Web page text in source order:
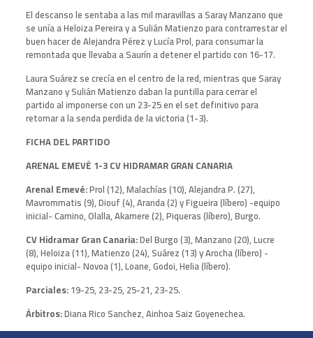
El descanso le sentaba a las mil maravillas a Saray Manzano que
se unía a Heloiza Pereira y a Sulián Matienzo para contrarrestar el
buen hacer de Alejandra Pérez y Lucía Prol, para consumar la
remontada que llevaba a Saurín a detener el partido con 16-17.
Laura Suárez se crecía en el centro de la red, mientras que Saray
Manzano y Sulián Matienzo daban la puntilla para cerrar el
partido al imponerse con un 23-25 en el set definitivo para
retornar a la senda perdida de la victoria (1-3).
FICHA DEL PARTIDO
ARENAL EMEVÉ 1-3 CV HIDRAMAR GRAN CANARIA
Arenal Emevé:Prol (12), Malachías (10), Alejandra P. (27),
Mavrommatis (9), Diouf (4), Aranda (2) y Figueira (líbero) -equipo
inicial- Camino, Olalla, Akamere (2), Piqueras (líbero), Burgo.
CV Hidramar Gran Canaria:Del Burgo (3), Manzano (20), Lucre
(8), Heloiza (11), Matienzo (24), Suárez (13) y Arocha (líbero) -
equipo inicial- Novoa (1), Loane, Godoi, Helia (líbero).
Parciales:19-25, 23-25, 25-21, 23-25.
Árbitros:Diana Rico Sanchez, Ainhoa Saiz Goyenechea.